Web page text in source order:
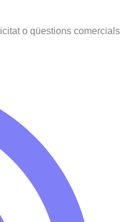
o qüestions comercials